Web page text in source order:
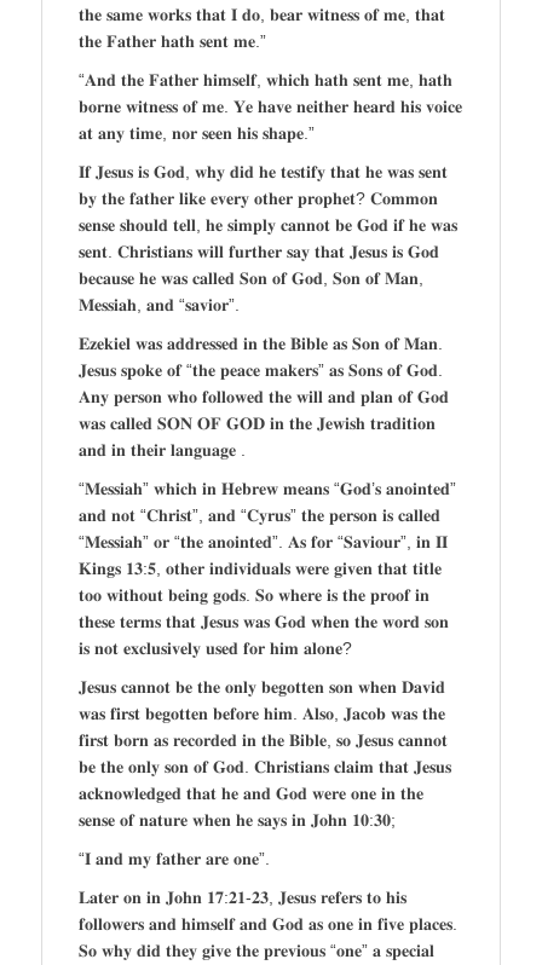
𝐭𝐡𝐞 𝐬𝐚𝐦𝐞 𝐰𝐨𝐫𝐤𝐬 𝐭𝐡𝐚𝐭 𝐈 𝐝𝐨, 𝐛𝐞𝐚𝐫 𝐰𝐢𝐭𝐧𝐞𝐬𝐬 𝐨𝐟 𝐦𝐞, 𝐭𝐡𝐚𝐭
𝐭𝐡𝐞 𝐅𝐚𝐭𝐡𝐞𝐫 𝐡𝐚𝐭𝐡 𝐬𝐞𝐧𝐭 𝐦𝐞.”
“𝐀𝐧𝐝 𝐭𝐡𝐞 𝐅𝐚𝐭𝐡𝐞𝐫 𝐡𝐢𝐦𝐬𝐞𝐥𝐟, 𝐰𝐡𝐢𝐜𝐡 𝐡𝐚𝐭𝐡 𝐬𝐞𝐧𝐭 𝐦𝐞, 𝐡𝐚𝐭𝐡
𝐛𝐨𝐫𝐧𝐞 𝐰𝐢𝐭𝐧𝐞𝐬𝐬 𝐨𝐟 𝐦𝐞. 𝐘𝐞 𝐡𝐚𝐯𝐞 𝐧𝐞𝐢𝐭𝐡𝐞𝐫 𝐡𝐞𝐚𝐫𝐝 𝐡𝐢𝐬 𝐯𝐨𝐢𝐜𝐞
𝐚𝐭 𝐚𝐧𝐲 𝐭𝐢𝐦𝐞, 𝐧𝐨𝐫 𝐬𝐞𝐞𝐧 𝐡𝐢𝐬 𝐬𝐡𝐚𝐩𝐞.”
𝐈𝐟 𝐉𝐞𝐬𝐮𝐬 𝐢𝐬 𝐆𝐨𝐝, 𝐰𝐡𝐲 𝐝𝐢𝐝 𝐡𝐞 𝐭𝐞𝐬𝐭𝐢𝐟𝐲 𝐭𝐡𝐚𝐭 𝐡𝐞 𝐰𝐚𝐬 𝐬𝐞𝐧𝐭
𝐛𝐲 𝐭𝐡𝐞 𝐟𝐚𝐭𝐡𝐞𝐫 𝐥𝐢𝐤𝐞 𝐞𝐯𝐞𝐫𝐲 𝐨𝐭𝐡𝐞𝐫 𝐩𝐫𝐨𝐩𝐡𝐞𝐭? 𝐂𝐨𝐦𝐦𝐨𝐧
𝐬𝐞𝐧𝐬𝐞 𝐬𝐡𝐨𝐮𝐥𝐝 𝐭𝐞𝐥𝐥, 𝐡𝐞 𝐬𝐢𝐦𝐩𝐥𝐲 𝐜𝐚𝐧𝐧𝐨𝐭 𝐛𝐞 𝐆𝐨𝐝 𝐢𝐟 𝐡𝐞 𝐰𝐚𝐬
𝐬𝐞𝐧𝐭. 𝐂𝐡𝐫𝐢𝐬𝐭𝐢𝐚𝐧𝐬 𝐰𝐢𝐥𝐥 𝐟𝐮𝐫𝐭𝐡𝐞𝐫 𝐬𝐚𝐲 𝐭𝐡𝐚𝐭 𝐉𝐞𝐬𝐮𝐬 𝐢𝐬 𝐆𝐨𝐝
𝐛𝐞𝐜𝐚𝐮𝐬𝐞 𝐡𝐞 𝐰𝐚𝐬 𝐜𝐚𝐥𝐥𝐞𝐝 𝐒𝐨𝐧 𝐨𝐟 𝐆𝐨𝐝, 𝐒𝐨𝐧 𝐨𝐟 𝐌𝐚𝐧,
𝐌𝐞𝐬𝐬𝐢𝐚𝐡, 𝐚𝐧𝐝 “𝐬𝐚𝐯𝐢𝐨𝐫”.
𝐄𝐳𝐞𝐤𝐢𝐞𝐥 𝐰𝐚𝐬 𝐚𝐝𝐝𝐫𝐞𝐬𝐬𝐞𝐝 𝐢𝐧 𝐭𝐡𝐞 𝐁𝐢𝐛𝐥𝐞 𝐚𝐬 𝐒𝐨𝐧 𝐨𝐟 𝐌𝐚𝐧.
𝐉𝐞𝐬𝐮𝐬 𝐬𝐩𝐨𝐤𝐞 𝐨𝐟 “𝐭𝐡𝐞 𝐩𝐞𝐚𝐜𝐞 𝐦𝐚𝐤𝐞𝐫𝐬” 𝐚𝐬 𝐒𝐨𝐧𝐬 𝐨𝐟 𝐆𝐨𝐝.
𝐀𝐧𝐲 𝐩𝐞𝐫𝐬𝐨𝐧 𝐰𝐡𝐨 𝐟𝐨𝐥𝐥𝐨𝐰𝐞𝐝 𝐭𝐡𝐞 𝐰𝐢𝐥𝐥 𝐚𝐧𝐝 𝐩𝐥𝐚𝐧 𝐨𝐟 𝐆𝐨𝐝
𝐰𝐚𝐬 𝐜𝐚𝐥𝐥𝐞𝐝 𝐒𝐎𝐍 𝐎𝐅 𝐆𝐎𝐃 𝐢𝐧 𝐭𝐡𝐞 𝐉𝐞𝐰𝐢𝐬𝐡 𝐭𝐫𝐚𝐝𝐢𝐭𝐢𝐨𝐧
𝐚𝐧𝐝 𝐢𝐧 𝐭𝐡𝐞𝐢𝐫 𝐥𝐚𝐧𝐠𝐮𝐚𝐠𝐞 .
“𝐌𝐞𝐬𝐬𝐢𝐚𝐡” 𝐰𝐡𝐢𝐜𝐡 𝐢𝐧 𝐇𝐞𝐛𝐫𝐞𝐰 𝐦𝐞𝐚𝐧𝐬 “𝐆𝐨𝐝’𝐬 𝐚𝐧𝐨𝐢𝐧𝐭𝐞𝐝”
𝐚𝐧𝐝 𝐧𝐨𝐭 “𝐂𝐡𝐫𝐢𝐬𝐭”, 𝐚𝐧𝐝 “𝐂𝐲𝐫𝐮𝐬” 𝐭𝐡𝐞 𝐩𝐞𝐫𝐬𝐨𝐧 𝐢𝐬 𝐜𝐚𝐥𝐥𝐞𝐝
“𝐌𝐞𝐬𝐬𝐢𝐚𝐡” 𝐨𝐫 “𝐭𝐡𝐞 𝐚𝐧𝐨𝐢𝐧𝐭𝐞𝐝”. 𝐀𝐬 𝐟𝐨𝐫 “𝐒𝐚𝐯𝐢𝐨𝐮𝐫”, 𝐢𝐧 𝐈𝐈
𝐊𝐢𝐧𝐠𝐬 𝟏𝟑:𝟓, 𝐨𝐭𝐡𝐞𝐫 𝐢𝐧𝐝𝐢𝐯𝐢𝐝𝐮𝐚𝐥𝐬 𝐰𝐞𝐫𝐞 𝐠𝐢𝐯𝐞𝐧 𝐭𝐡𝐚𝐭 𝐭𝐢𝐭𝐥𝐞
𝐭𝐨𝐨 𝐰𝐢𝐭𝐡𝐨𝐮𝐭 𝐛𝐞𝐢𝐧𝐠 𝐠𝐨𝐝𝐬. 𝐒𝐨 𝐰𝐡𝐞𝐫𝐞 𝐢𝐬 𝐭𝐡𝐞 𝐩𝐫𝐨𝐨𝐟 𝐢𝐧
𝐭𝐡𝐞𝐬𝐞 𝐭𝐞𝐫𝐦𝐬 𝐭𝐡𝐚𝐭 𝐉𝐞𝐬𝐮𝐬 𝐰𝐚𝐬 𝐆𝐨𝐝 𝐰𝐡𝐞𝐧 𝐭𝐡𝐞 𝐰𝐨𝐫𝐝 𝐬𝐨𝐧
𝐢𝐬 𝐧𝐨𝐭 𝐞𝐱𝐜𝐥𝐮𝐬𝐢𝐯𝐞𝐥𝐲 𝐮𝐬𝐞𝐝 𝐟𝐨𝐫 𝐡𝐢𝐦 𝐚𝐥𝐨𝐧𝐞?
𝐉𝐞𝐬𝐮𝐬 𝐜𝐚𝐧𝐧𝐨𝐭 𝐛𝐞 𝐭𝐡𝐞 𝐨𝐧𝐥𝐲 𝐛𝐞𝐠𝐨𝐭𝐭𝐞𝐧 𝐬𝐨𝐧 𝐰𝐡𝐞𝐧 𝐃𝐚𝐯𝐢𝐝
𝐰𝐚𝐬 𝐟𝐢𝐫𝐬𝐭 𝐛𝐞𝐠𝐨𝐭𝐭𝐞𝐧 𝐛𝐞𝐟𝐨𝐫𝐞 𝐡𝐢𝐦. 𝐀𝐥𝐬𝐨, 𝐉𝐚𝐜𝐨𝐛 𝐰𝐚𝐬 𝐭𝐡𝐞
𝐟𝐢𝐫𝐬𝐭 𝐛𝐨𝐫𝐧 𝐚𝐬 𝐫𝐞𝐜𝐨𝐫𝐝𝐞𝐝 𝐢𝐧 𝐭𝐡𝐞 𝐁𝐢𝐛𝐥𝐞, 𝐬𝐨 𝐉𝐞𝐬𝐮𝐬 𝐜𝐚𝐧𝐧𝐨𝐭
𝐛𝐞 𝐭𝐡𝐞 𝐨𝐧𝐥𝐲 𝐬𝐨𝐧 𝐨𝐟 𝐆𝐨𝐝. 𝐂𝐡𝐫𝐢𝐬𝐭𝐢𝐚𝐧𝐬 𝐜𝐥𝐚𝐢𝐦 𝐭𝐡𝐚𝐭 𝐉𝐞𝐬𝐮𝐬
𝐚𝐜𝐤𝐧𝐨𝐰𝐥𝐞𝐝𝐠𝐞𝐝 𝐭𝐡𝐚𝐭 𝐡𝐞 𝐚𝐧𝐝 𝐆𝐨𝐝 𝐰𝐞𝐫𝐞 𝐨𝐧𝐞 𝐢𝐧 𝐭𝐡𝐞
𝐬𝐞𝐧𝐬𝐞 𝐨𝐟 𝐧𝐚𝐭𝐮𝐫𝐞 𝐰𝐡𝐞𝐧 𝐡𝐞 𝐬𝐚𝐲𝐬 𝐢𝐧 𝐉𝐨𝐡𝐧 𝟏𝟎:𝟑𝟎;
“𝐈 𝐚𝐧𝐝 𝐦𝐲 𝐟𝐚𝐭𝐡𝐞𝐫 𝐚𝐫𝐞 𝐨𝐧𝐞”.
𝐋𝐚𝐭𝐞𝐫 𝐨𝐧 𝐢𝐧 𝐉𝐨𝐡𝐧 𝟏𝟕:𝟐𝟏-𝟐𝟑, 𝐉𝐞𝐬𝐮𝐬 𝐫𝐞𝐟𝐞𝐫𝐬 𝐭𝐨 𝐡𝐢𝐬
𝐟𝐨𝐥𝐥𝐨𝐰𝐞𝐫𝐬 𝐚𝐧𝐝 𝐡𝐢𝐦𝐬𝐞𝐥𝐟 𝐚𝐧𝐝 𝐆𝐨𝐝 𝐚𝐬 𝐨𝐧𝐞 𝐢𝐧 𝐟𝐢𝐯𝐞 𝐩𝐥𝐚𝐜𝐞𝐬.
𝐒𝐨 𝐰𝐡𝐲 𝐝𝐢𝐝 𝐭𝐡𝐞𝐲 𝐠𝐢𝐯𝐞 𝐭𝐡𝐞 𝐩𝐫𝐞𝐯𝐢𝐨𝐮𝐬 “𝐨𝐧𝐞” 𝐚 𝐬𝐩𝐞𝐜𝐢𝐚𝐥